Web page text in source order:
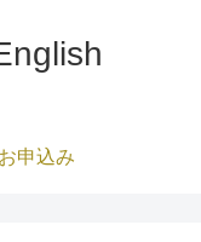
お申込み